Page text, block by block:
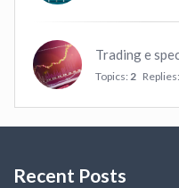
Trading e
Topics: 2 Replies:
Recent Posts